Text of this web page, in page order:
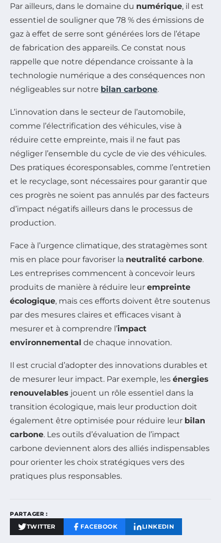
Par ailleurs, dans le domaine du numérique, il est
essentiel de souligner que 78 % des émissions de
gaz à effet de serre sont générées lors de l’étape
de fabrication des appareils. Ce constat nous
rappelle que notre dépendance croissante à la
technologie numérique a des conséquences non
négligeables sur notre bilan carbone.
L’innovation dans le secteur de l’automobile,
comme l’électrification des véhicules, vise à
réduire cette empreinte, mais il ne faut pas
négliger l’ensemble du cycle de vie des véhicules.
Des pratiques écoresponsables, comme l’entretien
et le recyclage, sont nécessaires pour garantir que
ces progrès ne soient pas annulés par des facteurs
d’impact négatifs ailleurs dans le processus de
production.
Face à l’urgence climatique, des stratagèmes sont
mis en place pour favoriser la neutralité carbone.
Les entreprises commencent à concevoir leurs
produits de manière à réduire leur empreinte
écologique, mais ces efforts doivent être soutenus
par des mesures claires et efficaces visant à
mesurer et à comprendre l’impact
environnemental de chaque innovation.
Il est crucial d’adopter des innovations durables et
de mesurer leur impact. Par exemple, les énergies
renouvelables jouent un rôle essentiel dans la
transition écologique, mais leur production doit
également être optimisée pour réduire leur bilan
carbone. Les outils d’évaluation de l’impact
carbone deviennent alors des alliés indispensables
pour orienter les choix stratégiques vers des
pratiques plus responsables.
PARTAGER :
TWITTER FACEBOOK LINKEDIN